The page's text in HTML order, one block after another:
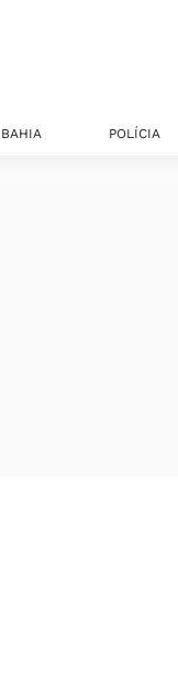
BAHIA POLÍCIA